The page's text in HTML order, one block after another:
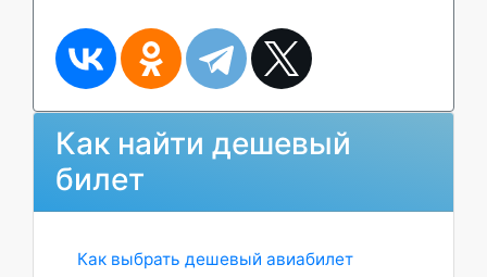
Как найти дешевый
билет
Как выбрать дешевый авиабилет